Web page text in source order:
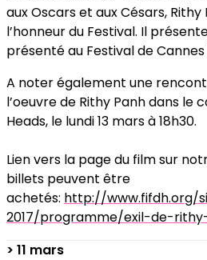
aux Oscars et aux Césars,
l’honneur du Festival. Il
présenté au Festival de Cannes
A noter également une
l’oeuvre de Rithy Panh dans le
Heads, le lundi 13 mars à 18h30.
Lien vers la page du film sur
billets peuvent être
achetés: http://www.fifdh.org/
2017/programme/exil-de-
> 11 mars